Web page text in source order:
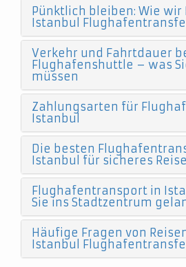
Pünktlich bleiben: Wie wir
Istanbul
Verkehr und Fahrtdauer
Flughafenshuttle – was
müssen
Zahlungsarten für
Istanbul
Die besten
Istanbul für sicheres
Flughafentransport in
Sie ins Stadtzentrum
Häufige Fragen von
Istanbul